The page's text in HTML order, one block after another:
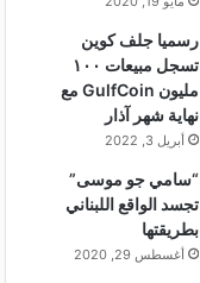
رسميا جلف كوين
تسجل مبيعات ١٠٠
مليون GulfCoin مع
نهاية شهر آذار
أبريل 3, 2022
“سامي جو موسى”
تجسد الواقع اللبناني
بطريقتها
أغسطس 29, 2020